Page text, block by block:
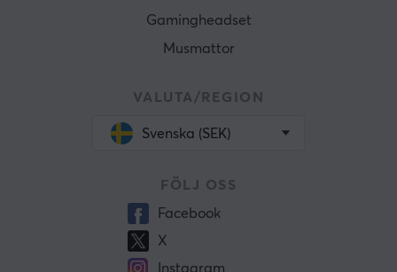
Gamingheadset
Musmattor
VALUTA/REGION
Svenska (SEK)
FÖLJ OSS
Facebook
X
Instagram